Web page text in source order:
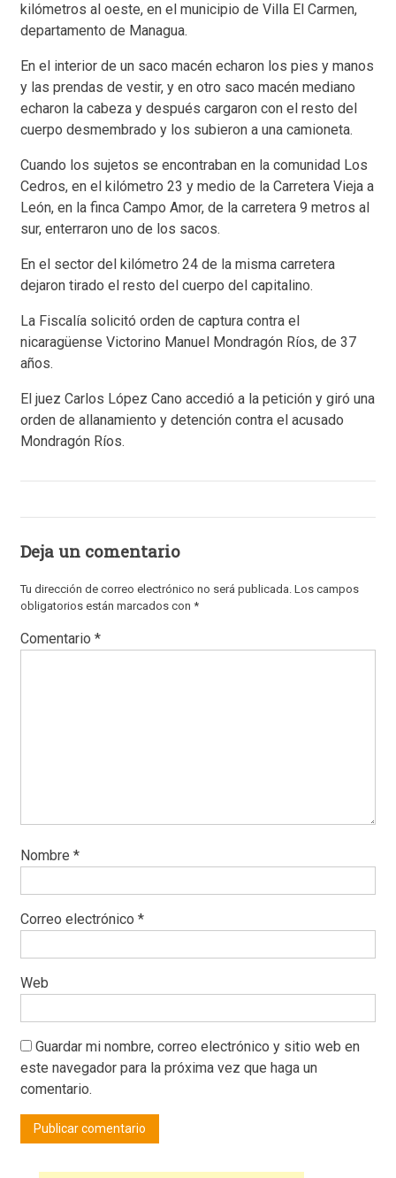
kilómetros al oeste, en el municipio de Villa El Carmen,
departamento de Managua.
En el interior de un saco macén echaron los pies y manos
y las prendas de vestir, y en otro saco macén mediano
echaron la cabeza y después cargaron con el resto del
cuerpo desmembrado y los subieron a una camioneta.
Cuando los sujetos se encontraban en la comunidad Los
Cedros, en el kilómetro 23 y medio de la Carretera Vieja a
León, en la finca Campo Amor, de la carretera 9 metros al
sur, enterraron uno de los sacos.
En el sector del kilómetro 24 de la misma carretera
dejaron tirado el resto del cuerpo del capitalino.
La Fiscalía solicitó orden de captura contra el
nicaragüense Victorino Manuel Mondragón Ríos, de 37
años.
El juez Carlos López Cano accedió a la petición y giró una
orden de allanamiento y detención contra el acusado
Mondragón Ríos.
Deja un comentario
Tu dirección de correo electrónico no será publicada. Los campos
obligatorios están marcados con *
Comentario *
Nombre *
Correo electrónico *
Web
Guardar mi nombre, correo electrónico y sitio web en
este navegador para la próxima vez que haga un
comentario.